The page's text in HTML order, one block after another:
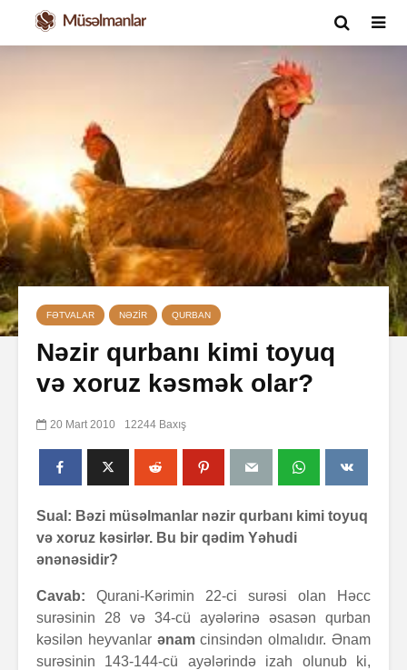
FƏTVALAR NƏZIR QURBAN
Nəzir qurbanı kimi toyuq
və xoruz kəsmək olar?
20 Mart 2010 12244 Baxış
Sual: Bəzi müsəlmanlar nəzir qurbanı kimi toyuq
və xoruz kəsirlər. Bu bir qədim Yəhudi
ənənəsidir?
Cavab: Qurani-Kərimin 22-ci surəsi olan Həcc
surəsinin 28 və 34-cü ayələrinə əsasən qurban
kəsilən heyvanlar ənamcinsindən olmalıdır. Ənam
surəsinin 143-144-cü ayələrində izah olunub ki,